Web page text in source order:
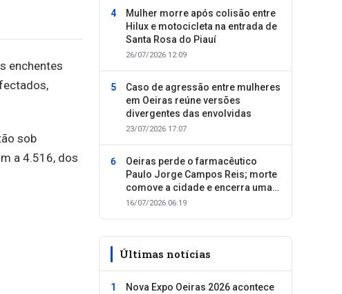
enchentes
sob
a 4.516, dos
Mulher morre após colisão entre
Hilux e motocicleta na entrada de
Santa Rosa do Piauí
26/07/2026 12:09
Caso de agressão entre mulheres
em Oeiras reúne versões
divergentes das envolvidas
23/07/2026 17:07
Oeiras perde o farmacêutico
Paulo Jorge Campos Reis; morte
comove a cidade e encerra uma
trajetória dedicada ao cuidado
16/07/2026 06:19
Últimas notícias
Nova Expo Oeiras 2026 acontece